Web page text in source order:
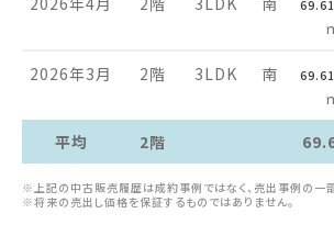
69.61
2026年3月 2階 3LDK 南 69.61
平均
2階
※上記の中古販売履歴は成約事例ではなく、売出事例の一部
※将来の売出し価格を保証するものではありません。